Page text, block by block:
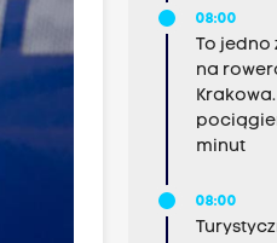
08:00
To jedno
na
minut
08:00